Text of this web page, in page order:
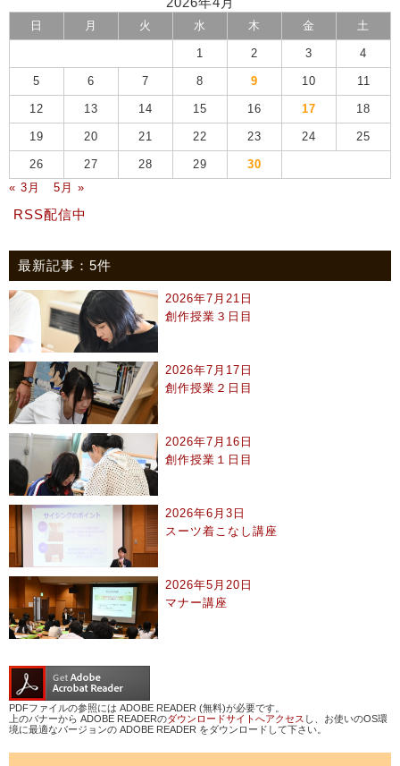
日 月 火 水 木 金 土
1 2 3 4
5 6 7 8 9 10 11
12 13 14 15 16 17 18
19 20 21 22 23 24 25
26 27 28 29
30
« 3月
5月 »
RSS配信中
最新記事：5件
2026年7月21日
創作授業３日目
2026年7月17日
創作授業２日目
2026年7月16日
創作授業１日目
2026年6月3日
スーツ着こなし講座
2026年5月20日
マナー講座
PDFファイルの参照には ADOBE READER (無料)が必要です。
上のバナーから ADOBE READERのダウンロードサイトへアクセス し、お使いのOS環
境に最適なバージョンの ADOBE READER をダウンロードして下さい。